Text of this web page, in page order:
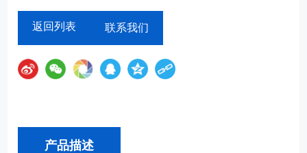
返回列表 联系我们
产品描述